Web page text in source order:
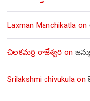
Laxman Manchikatla on
చిలకమర్రి రాజేశ్వరి on
Srilakshmi chivukula on